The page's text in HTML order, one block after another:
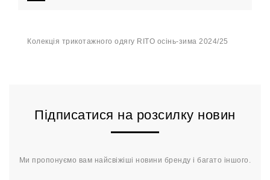
Колекція трикотажного одягу RITO осінь-зима 2024/25
Підписатися на розсилку новин
Ми пропонуємо вам найсвіжіші новини бренду і багато іншого.